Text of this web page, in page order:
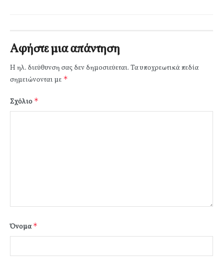
Αφήστε μια απάντηση
Η ηλ. διεύθυνση σας δεν δημοσιεύεται. Τα υποχρεωτικά πεδία
σημειώνονται με *
Σχόλιο *
Όνομα*